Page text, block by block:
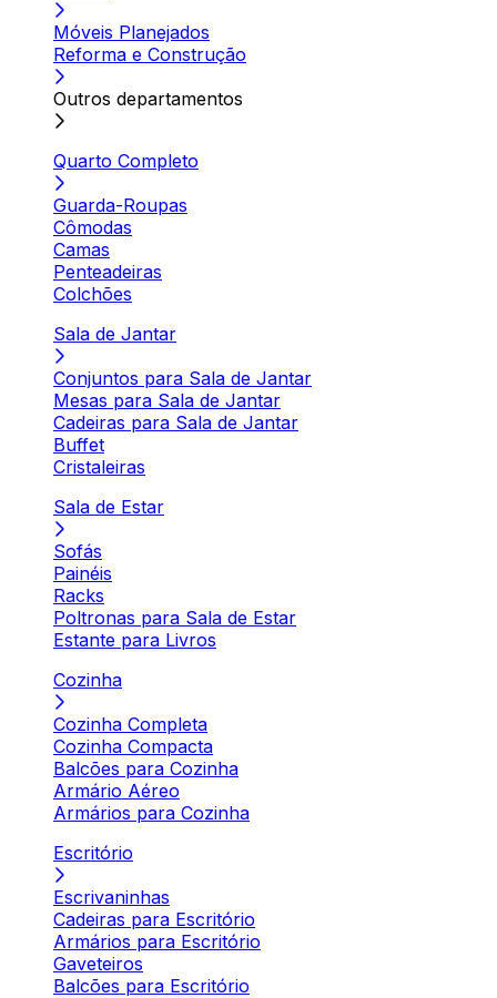
Móveis Planejados
Reforma e Construção
Outros departamentos
Quarto Completo
Guarda-Roupas
Cômodas
Camas
Penteadeiras
Colchões
Sala de Jantar
Conjuntos para Sala de Jantar
Mesas para Sala de Jantar
Cadeiras para Sala de Jantar
Buffet
Cristaleiras
Sala de Estar
Sofás
Painéis
Racks
Poltronas para Sala de Estar
Estante para Livros
Cozinha
Cozinha Completa
Cozinha Compacta
Balcões para Cozinha
Armário Aéreo
Armários para Cozinha
Escritório
Escrivaninhas
Cadeiras para Escritório
Armários para Escritório
Gaveteiros
Balcões para Escritório